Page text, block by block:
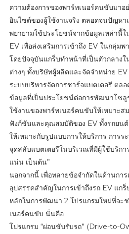
ความต้องการของพาร์ทเนอร์คนขับมาอย่
อินไซต์ของผู้ใช้งานจริง ตลอดจนปัญหา
พยายามใช้ประโยชน์จากข้อมูลเหล่านี้
EV เพื่อส่งเสริมการเข้าถึง EV ในกลุ่ม
โดยปัจจุบันแกร็บทำหน้าที่เป็นตัวกลางใ
ต่างๆ ทั้งบริษัทผู้ผลิตและจัดจำหน่าย
ระบบบริหารจัดการชาร์จแบตเตอรี ตล
ข้อมูลที่เป็นประโยชน์ต่อการพัฒนาโซลู
ใช้งานของพาร์ทเนอร์คนขับให้เหมาะ
ฟังก์ชันและคุณสมบัติของ EV ทั้งรถยน
ให้เหมาะกับรูปแบบการให้บริการ การ
จุดสลับแบตเตอรีในบริเวณที่มีผู้ใช้บริก
แน่น เป็นต้น”
นอกจากนี้ เพื่อทลายข้อจำกัดในด้านกา
อุปสรรคสำคัญในการเข้าถึงรถ EV แก
หลักในการพัฒนา 2 โปรแกรมใหม่ที่จะ
เนอร์คนขับ นั่นคือ
โปรแกรม “ผ่อนขับรับรถ” (Drive-to-